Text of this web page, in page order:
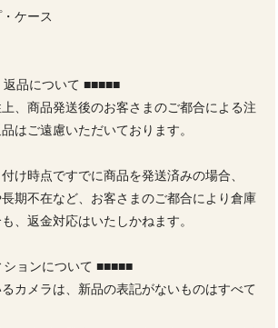
ケース
品について ■■■■■
、商品発送後のお客さまのご都合による注
はご遠慮いただいております。
け時点ですでに商品を発送済みの場合、
期不在など、お客さまのご都合により倉庫
、返金対応はいたしかねます。
ョンについて ■■■■■
カメラは、新品の表記がないものはすべて